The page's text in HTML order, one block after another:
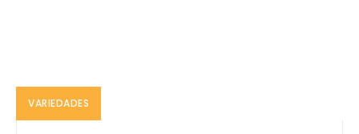
VARIEDADES